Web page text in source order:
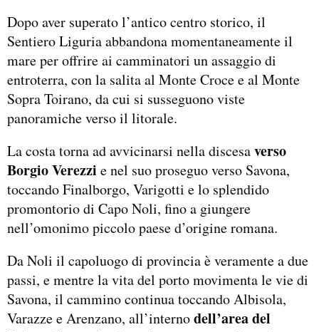
Dopo aver superato l’antico centro storico, il
Sentiero Liguria abbandona momentaneamente il
mare per offrire ai camminatori un assaggio di
entroterra, con la salita al Monte Croce e al Monte
Sopra Toirano, da cui si susseguono viste
panoramiche verso il litorale.
La costa torna ad avvicinarsi nella discesaverso
Borgio Verezzi e nel suo proseguo verso Savona,
toccando Finalborgo, Varigotti e lo splendido
promontorio di Capo Noli, fino a giungere
nell’omonimo piccolo paese d’origine romana.
Da Noli il capoluogo di provincia è veramente a due
passi, e mentre la vita del porto movimenta le vie di
Savona, il cammino continua toccando Albisola,
Varazze e Arenzano, all’internodell’area del